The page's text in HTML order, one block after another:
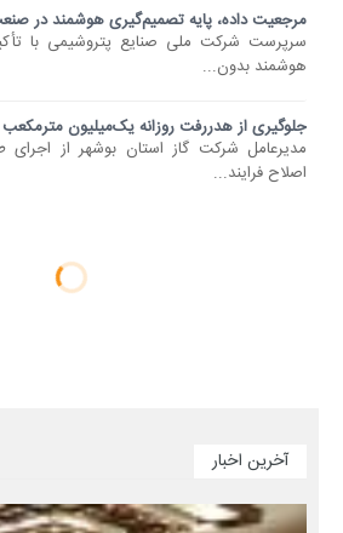
مرجعیت داده، پایه تصمیم‌گیری‌ هوشمند در
سرپرست شرکت ملی صنایع پتروشیمی با
هوشمند بدون...
جلوگیری از هدررفت روزانه یک‌میلیون مترمکعب
مدیرعامل شرکت گاز استان بوشهر از
اصلاح فرایند...
آخرین اخبار